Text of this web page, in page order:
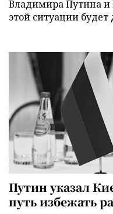
Владимира Путина
этой ситуации
Путин указал
путь избежать